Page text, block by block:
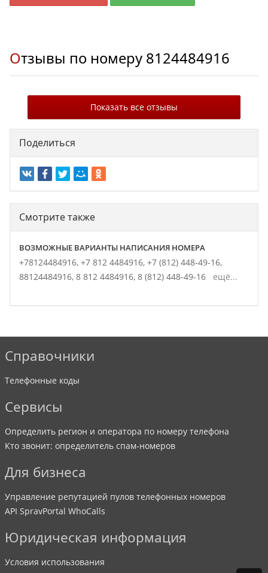
Отзывы по номеру 8124484916
Показать все отзывы
Поделиться
Смотрите также
ВОЗМОЖНЫЕ ВАРИАНТЫ НАПИСАНИЯ НОМЕРА
+78124484916, +7 812 4484916, +7 (812) 448-49-16,
88124484916, 8 812 4484916, 8 (812) 448-49-16 ещё...
Справочники
Телефонные коды
Сервисы
Определить регион и оператора по номеру телефона
Кто звонит: определитель спам-номеров
Для бизнеса
Управление репутацией пулов телефонных номеров
API SpravPortal WhoCalls
Юридическая информация
Условия использования